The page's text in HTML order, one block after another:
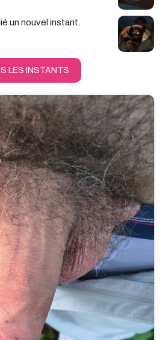
un nouvel instant.
LES INSTANTS